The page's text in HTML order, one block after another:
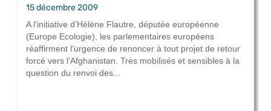
15 décembre 2009
A l’initiative d’Hélène Flautre, députée européenne
(Europe Ecologie), les parlementaires européens
réaffirment l’urgence de renoncer à tout projet de retour
forcé vers l’Afghanistan. Très mobilisés et sensibles à la
question du renvoi des...